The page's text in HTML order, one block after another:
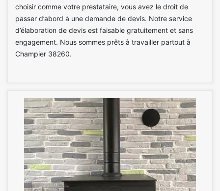
choisir comme votre prestataire, vous avez le droit de
passer d’abord à une demande de devis. Notre service
d’élaboration de devis est faisable gratuitement et sans
engagement. Nous sommes prêts à travailler partout à
Champier 38260.